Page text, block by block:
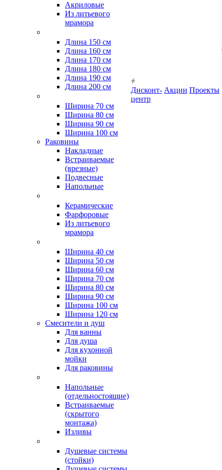
Акриловые
Из литьевого
мрамора
Длина 150 см
Длина 160 см
Длина 170 см
Длина 180 см
Длина 190 см
Длина 200 см
Ширина 70 см
Ширина 80 см
Ширина 90 см
Ширина 100 см
Раковины
Накладные
Встраиваемые
(врезные)
Подвесные
Напольные
Керамические
Фарфоровые
Из литьевого
мрамора
Ширина 40 см
Ширина 50 см
Ширина 60 см
Ширина 70 см
Ширина 80 см
Ширина 90 см
Ширина 100 см
Ширина 120 см
Смесители и душ
Для ванны
Для душа
Для кухонной
мойки
Для раковины
Напольные
(отдельностоящие)
Встраиваемые
(скрытого
монтажа)
Изливы
Душевые системы
(стойки)
Дисконт-
центр
Акции Проекты